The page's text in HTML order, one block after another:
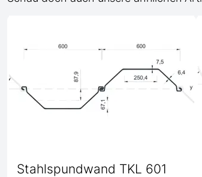
Stahlspundwand TKL 601